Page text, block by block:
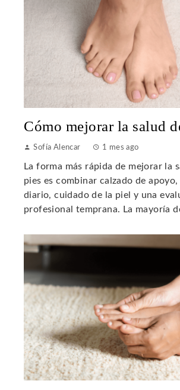
Cómo mejorar la salud
Sofía Alencar 1 mes ago
La forma más rápida de mejorar la
pies es combinar calzado de
diario, cuidado de la piel y una
profesional temprana. La mayoría